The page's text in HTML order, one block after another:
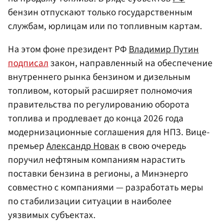
бензин отпускают только государственным
службам, юрлицам или по топливным картам.
На этом фоне президент РФВладимир Путин
подписалзакон, направленный на обеспечение
внутреннего рынка бензином и дизельным
топливом, который расширяет полномочия
правительства по регулированию оборота
топлива и продлевает до конца 2026 года
модернизационные соглашения для НПЗ. Вице-
премьерАлександр Новакв свою очередь
поручил нефтяным компаниям нарастить
поставки бензина в регионы, а Минэнерго
совместно с компаниями — разработать меры
по стабилизации ситуации в наиболее
уязвимых субъектах.